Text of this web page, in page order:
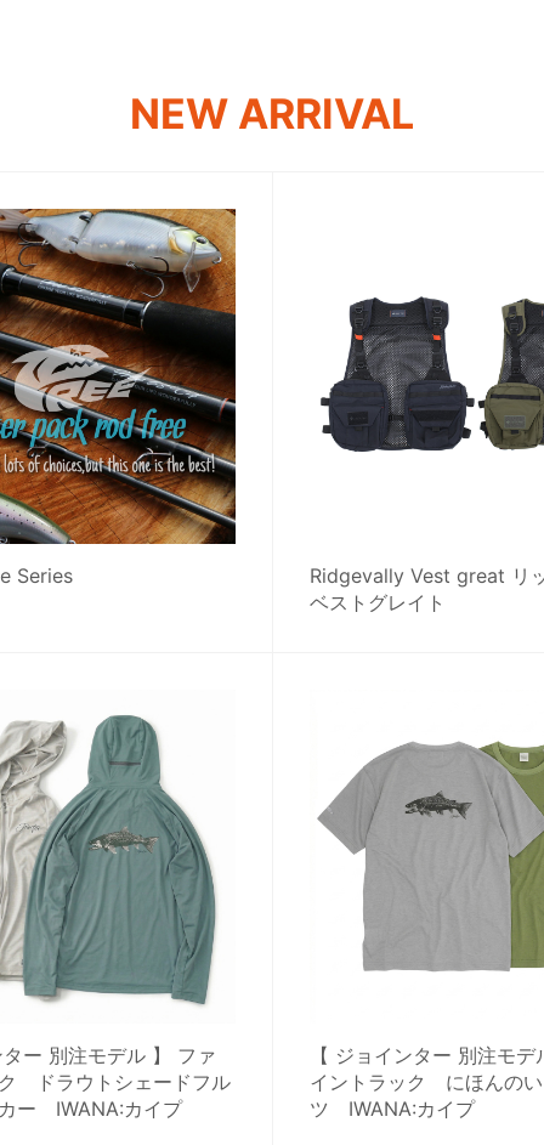
NEW ARRIVAL
Series
Ridgevally Vest great リ
ベストグレイト
ー 別注モデル 】 ファ
ドラウトシェードフル
ー IWANA:カイプ
【 ジョインター 別注モ
イントラック にほんの
ツ IWANA:カイプ